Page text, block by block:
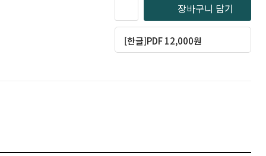
장바구니 담기
[한글]PDF 12,000원